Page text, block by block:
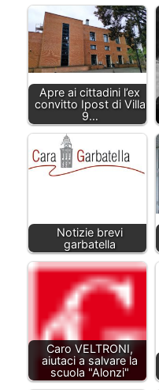
Apre ai cittadini l’ex
convitto Ipost di Villa
9…
Notizie brevi
garbatella
Caro VELTRONI,
aiutaci a salvare la
scuola "Alonzi"